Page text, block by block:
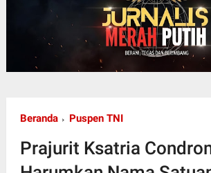
Beranda Puspen TNI
Prajurit Ksatria